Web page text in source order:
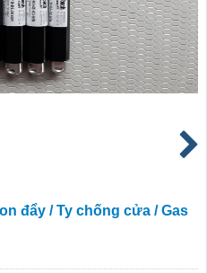
đẩy / Ty chống cửa / Gas